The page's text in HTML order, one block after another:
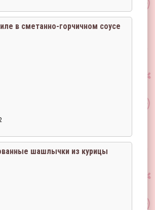
в сметанно-горчичном соусе
шашлычки из курицы